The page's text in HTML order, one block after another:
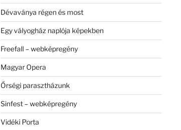
Dévaványa régen és most
Egy vályogház naplója képekben
Freefall – webképregény
Magyar Opera
Őrségi parasztházunk
Sinfest – webképregény
Vidéki Porta